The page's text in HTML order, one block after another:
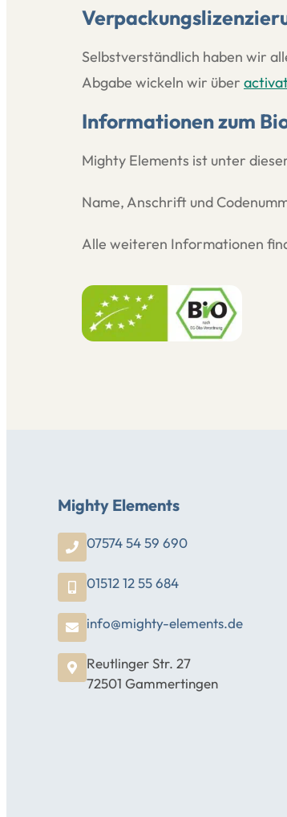
Selbstverständlich haben wir
Abgabe wickeln wir über
Informationen zum
Mighty Elements ist unter
Name, Anschrift und
Alle weiteren Informationen
Mighty Elements
07574 54 59 690
01512 12 55 684
info@mighty-elements.de
Reutlinger Str. 27
72501 Gammertingen